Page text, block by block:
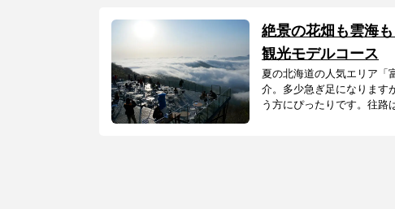
絶景の花畑も雲海
観光モデルコース
夏の北海道の人気エリア「
介。多少急ぎ足になります
う方にぴったりです。往路